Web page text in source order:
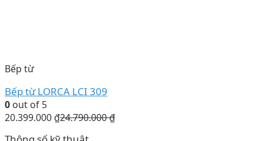
Bếp từ
Bếp từ LORCA LCI 309
0 out of 5
20.399.000 ₫24.790.000₫